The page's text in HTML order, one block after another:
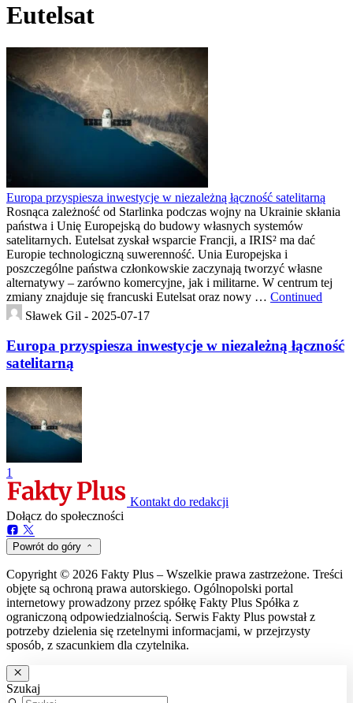
Eutelsat
Europa przyspiesza inwestycje w niezależną łączność satelitarną
Rosnąca zależność od Starlinka podczas wojny na Ukrainie skłania
państwa i Unię Europejską do budowy własnych systemów
satelitarnych. Eutelsat zyskał wsparcie Francji, a IRIS² ma dać
Europie technologiczną suwerenność. Unia Europejska i
poszczególne państwa członkowskie zaczynają tworzyć własne
alternatywy – zarówno komercyjne, jak i militarne. W centrum tej
zmiany znajduje się francuski Eutelsat oraz nowy … Continued
Sławek Gil - 2025-07-17
Europa przyspiesza inwestycje w niezależną łączność
satelitarną
1
Kontakt do redakcji
Dołącz do społeczności
Powrót do góry
Copyright © 2026 Fakty Plus – Wszelkie prawa zastrzeżone. Treści
objęte są ochroną prawa autorskiego. Ogólnopolski portal
internetowy prowadzony przez spółkę Fakty Plus Spółka z
ograniczoną odpowiedzialnością. Serwis Fakty Plus powstał z
potrzeby dzielenia się rzetelnymi informacjami, w przejrzysty
sposób, z szacunkiem dla czytelnika.
Szukaj